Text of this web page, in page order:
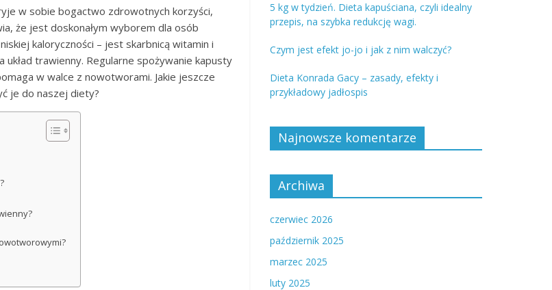
w sobie bogactwo zdrowotnych korzyści,
że jest doskonałym wyborem dla osób
kaloryczności – jest skarbnicą witamin i
układ trawienny. Regularne spożywanie kapusty
w walce z nowotworami. Jakie jeszcze
je do naszej diety?
5 kg w tydzień. Dieta kapuściana, czyli idealny
przepis, na szybka redukcję wagi.
Czym jest efekt jo-jo i jak z nim walczyć?
Dieta Konrada Gacy – zasady, efekty i
przykładowy jadłospis
Najnowsze komentarze
Archiwa
czerwiec 2026
październik 2025
marzec 2025
luty 2025